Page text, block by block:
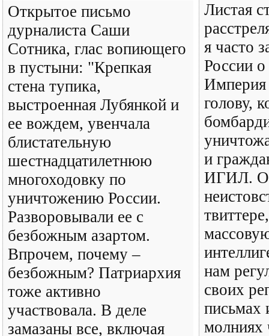
Открытое письмо
дурналиста Саши
Сотника, глас вопиющего
в пустыни: "Крепкая
стена тупика,
выстроенная Лубянкой и
ее вождем, увенчала
блистательную
шестнадцатилетнюю
многоходовку по
уничтожению России.
Разворовывали ее с
безбожным азартом.
Впрочем, почему –
безбожным? Патриархия
тоже активно
участвовала. В деле
замазаны все, включая
Листая
я часто
России о
Империя
голову,
и
ИГИЛ.
нам
своих
письмах
молниях